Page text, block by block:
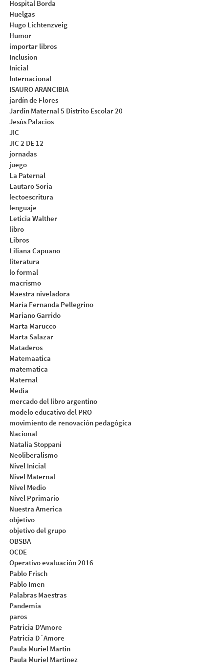
Hospital Borda
Huelgas
Hugo Lichtenzveig
Humor
importar libros
Inclusion
Inicial
Internacional
ISAURO ARANCIBIA
jardín de Flores
Jardín Maternal 5 Distrito Escolar 20
Jesús Palacios
JIC
JIC 2 DE 12
jornadas
juego
La Paternal
Lautaro Soria
lectoescritura
lenguaje
Leticia Walther
libro
Libros
Liliana Capuano
literatura
lo formal
macrismo
Maestra niveladora
María Fernanda Pellegrino
Mariano Garrido
Marta Marucco
Marta Salazar
Mataderos
Matemaatica
matematica
Maternal
Media
mercado del libro argentino
modelo educativo del PRO
movimiento de renovación pedagógica
Nacional
Natalia Stoppani
Neoliberalismo
Nivel Inicial
Nivel Maternal
Nivel Medio
Nivel Pprimario
Nuestra America
objetivo
objetivo del grupo
OBSBA
OCDE
Operativo evaluación 2016
Pablo Frisch
Pablo Imen
Palabras Maestras
Pandemia
paros
Patricia D'Amore
Patricia D´Amore
Paula Muriel Martin
Paula Muriel Martinez